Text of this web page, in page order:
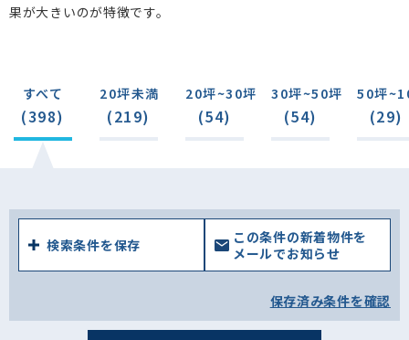
果が大きいのが特徴です。
すべて
(398)
20坪未満
(219)
20坪~30坪
(54)
30坪~50坪
(54)
50坪
(29)
検索条件を保存
この条件の新着物件を
メールでお知らせ
保存済み条件を確認